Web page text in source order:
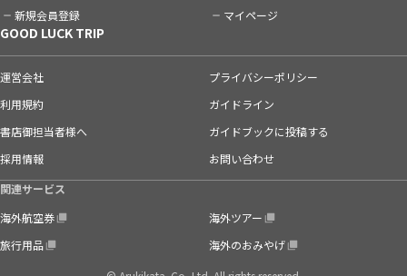
新規会員登録 マイページ
GOOD LUCK TRIP
運営会社
プライバシーポリシー
利用規約
ガイドライン
書店御担当者様へ
ガイドブックに投稿する
採用情報
お問い合わせ
関連サービス
海外航空券
海外ツアー
旅行用品
海外のおみやげ